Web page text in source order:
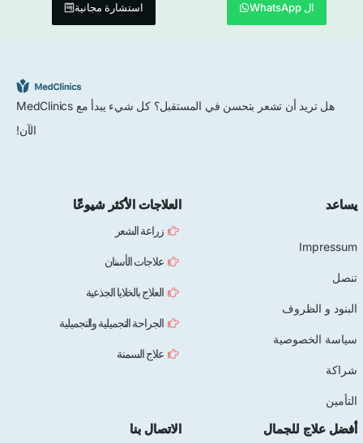
ال WhatsApp استشارة مجانية
هل تريد أن تشعر بتحسن في المستقبل؟ كل شيء يبدأ مع MedClinics
الآن!
يساعد
Impressum
تنصل
البنود و الظروف
سياسة الخصوصية
شراكة
التأمين
العلاجات الأكثر شيوعًا
زراعة الشعر
علاجات الأسنان
العلاج بالخلايا الجذعية
الجراحة التجميلية والتجميلية
علاج السمنة
أفضل علاج للجمال الاتصال بنا